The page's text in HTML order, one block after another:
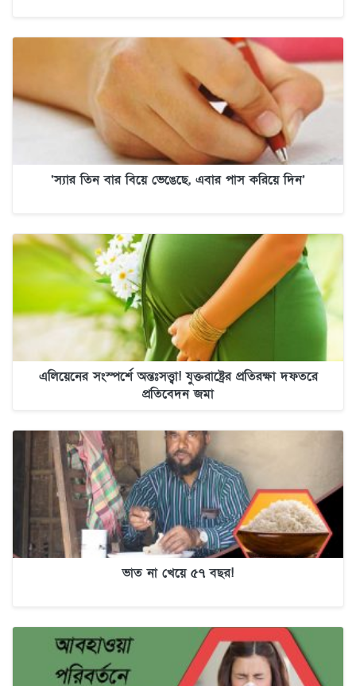
‘স্যার তিন বার বিয়ে ভেঙেছে, এবার পাস করিয়ে দিন’
এলিয়েনের সংস্পর্শে অন্তঃসত্ত্বা! যুক্তরাষ্ট্রের প্রতিরক্ষা দফতরে
প্রতিবেদন জমা
ভাত না খেয়ে ৫৭ বছর!